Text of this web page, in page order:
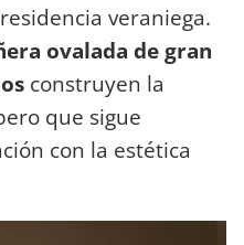
veraniega.
ovalada de gran
construyen la
que sigue
con la estética